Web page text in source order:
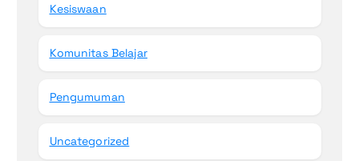
Kesiswaan
Komunitas Belajar
Pengumuman
Uncategorized